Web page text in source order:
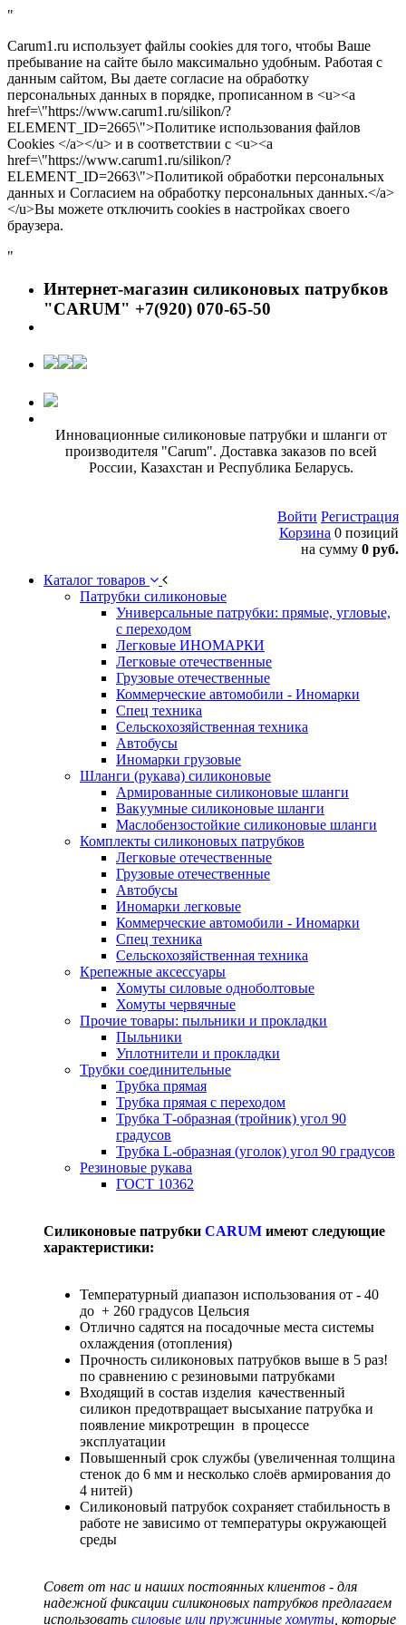
"
Carum1.ru использует файлы cookies для того, чтобы Ваше
пребывание на сайте было максимально удобным. Работая с
данным сайтом, Вы даете согласие на обработку
персональных данных в порядке, прописанном в <u><a
href=\"https://www.carum1.ru/silikon/?
ELEMENT_ID=2665\">Политике использования файлов
Cookies </a></u> и в соответствии с <u><a
href=\"https://www.carum1.ru/silikon/?
ELEMENT_ID=2663\">Политикой обработки персональных
данных и Согласием на обработку персональных данных.</a>
</u>Вы можете отключить cookies в настройках своего
браузера.
"
Интернет-магазин силиконовых патрубков
"CARUM" +7(920) 070-65-50
Инновационные силиконовые патрубки и шланги от
производителя "Carum". Доставка заказов по всей
России, Казахстан и Республика Беларусь.
Войти Регистрация
Корзина 0 позиций
на сумму 0 руб.
Каталог товаров
Патрубки силиконовые
Универсальные патрубки: прямые, угловые,
с переходом
Легковые ИНОМАРКИ
Легковые отечественные
Грузовые отечественные
Коммерческие автомобили - Иномарки
Спец техника
Сельскохозяйственная техника
Автобусы
Иномарки грузовые
Шланги (рукава) силиконовые
Армированные силиконовые шланги
Вакуумные силиконовые шланги
Маслобензостойкие силиконовые шланги
Комплекты силиконовых патрубков
Легковые отечественные
Грузовые отечественные
Автобусы
Иномарки легковые
Коммерческие автомобили - Иномарки
Спец техника
Сельскохозяйственная техника
Крепежные аксессуары
Хомуты силовые одноболтовые
Хомуты червячные
Прочие товары: пыльники и прокладки
Пыльники
Уплотнители и прокладки
Трубки соединительные
Трубка прямая
Трубка прямая с переходом
Трубка Т-образная (тройник) угол 90
градусов
Трубка L-образная (уголок) угол 90 градусов
Резиновые рукава
ГОСТ 10362
Силиконовые патрубки CARUM имеют следующие
характеристики:
Температурный диапазон использования от - 40
до + 260 градусов Цельсия
Отлично садятся на посадочные места системы
охлаждения (отопления)
Прочность силиконовых патрубков выше в 5 раз!
по сравнению с резиновыми патрубками
Входящий в состав изделия качественный
силикон предотвращает высыхание патрубка и
появление микротрещин в процессе
эксплуатации
Повышенный срок службы (увеличенная толщина
стенок до 6 мм и несколько слоёв армирования до
4 нитей)
Силиконовый патрубок сохраняет стабильность в
работе не зависимо от температуры окружающей
среды
Совет от нас и наших постоянных клиентов - для
надежной фиксации силиконовых патрубков предлагаем
использовать силовые или пружинные хомуты , которые